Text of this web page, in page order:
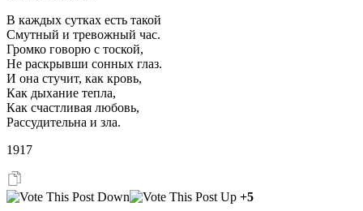
В каждых сутках есть такой
Смутный и тревожный час.
Громко говорю с тоской,
Не раскрывши сонных глаз.
И она стучит, как кровь,
Как дыхание тепла,
Как счастливая любовь,
Рассудительна и зла.
1917
+5